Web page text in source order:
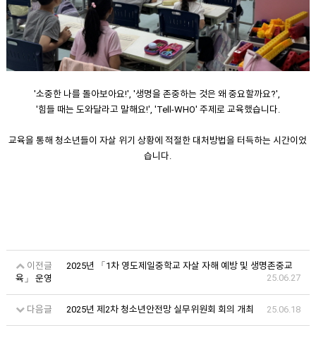
'소중한 나를 돌아보아요!', '생명을 존중하는 것은 왜 중요할까요?',
'힘들 때는 도와달라고 말해요!', 'Tell-WHO' 주제로 교육했습니다.
교육을 통해 청소년들이 자살 위기 상황에 적절한 대처방법을 터득하는 시간이었
습니다.
이전글
2025년 「1차 영도제일중학교 자살 자해 예방 및 생명존중교
육」 운영
25.06.27
다음글 2025년 제2차 청소년안전망 실무위원회 회의 개최 25.06.18